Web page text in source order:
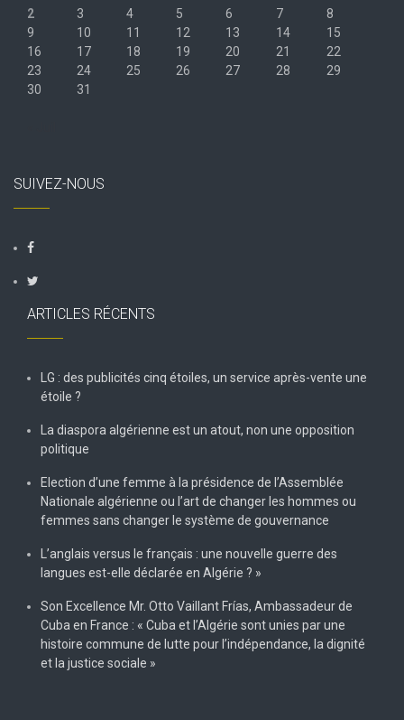
2
3 4 5 6 7
8
9
10 11 12 13 14
15
16
17 18 19 20 21
22
23
24 25 26 27 28
29
30
31
SUIVEZ-NOUS
ARTICLES RÉCENTS
LG : des publicités cinq étoiles, un service après-vente une
étoile ?
La diaspora algérienne est un atout, non une opposition
politique
Election d’une femme à la présidence de l’Assemblée
Nationale algérienne ou l’art de changer les hommes ou
femmes sans changer le système de gouvernance
L’anglais versus le français : une nouvelle guerre des
langues est-elle déclarée en Algérie ? »
Son Excellence Mr. Otto Vaillant Frías, Ambassadeur de
Cuba en France : « Cuba et l’Algérie sont unies par une
histoire commune de lutte pour l’indépendance, la dignité
et la justice sociale »